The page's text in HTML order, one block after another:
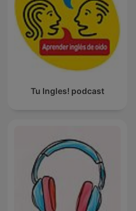
Tu Ingles! podcast